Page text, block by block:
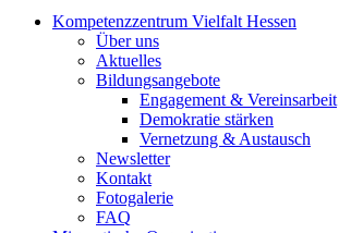
Kompetenzzentrum Vielfalt Hessen
Über uns
Aktuelles
Bildungsangebote
Engagement & Vereinsarbeit
Demokratie stärken
Vernetzung & Austausch
Newsletter
Kontakt
Fotogalerie
FAQ